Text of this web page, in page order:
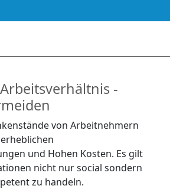
-
von Arbeitnehmern
und Hohen Kosten. Es gilt
nicht nur social sondern
zu handeln.